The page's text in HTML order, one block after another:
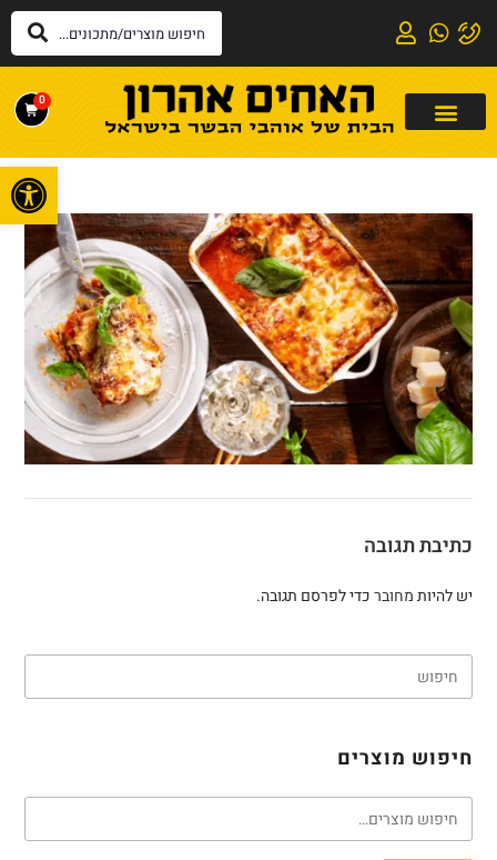
0
כתיבת תגובה
יש להיותמחוברכדי לפרסם תגובה.
חיפוש מוצרים